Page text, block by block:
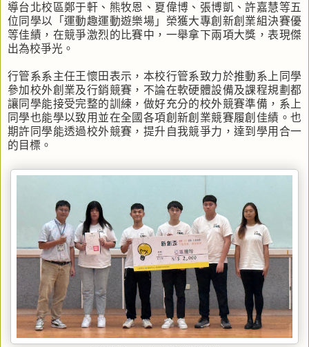
導台北校區鄭于軒、熊牧恩、夏偉博、張博凱、許嘉慧等五
位同學以「運動趣運動遊樂場」榮獲大專創新創業組決賽優
等佳績，在競爭激烈的比賽中，一舉拿下兩項大獎，表現傑
出為校爭光。
行管系系主任王懷田表示，本校行管系致力於推動系上同學
參加校外創業及行銷競賽，不論在軟硬體設備及課程規劃都
讓同學能接受完整的訓練，做好充分的校外競賽準備，系上
同學也能學以致用並在全國各項創新創業競賽履創佳績。也
期許同學能透過校外競賽，提升自我競爭力，達到學用合一
的目標。